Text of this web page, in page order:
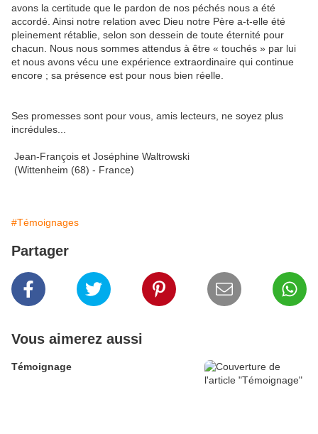
avons la certitude que le pardon de nos péchés nous a été
accordé. Ainsi notre relation avec Dieu notre Père a-t-elle été
pleinement rétablie, selon son dessein de toute éternité pour
chacun. Nous nous sommes attendus à être « touchés » par lui
et nous avons vécu une expérience extraordinaire qui continue
encore ; sa présence est pour nous bien réelle.
Ses promesses sont pour vous, amis lecteurs, ne soyez plus
incrédules...
Jean-François et Joséphine Waltrowski
(Wittenheim (68) - France)
#Témoignages
Partager
Vous aimerez aussi
Témoignage